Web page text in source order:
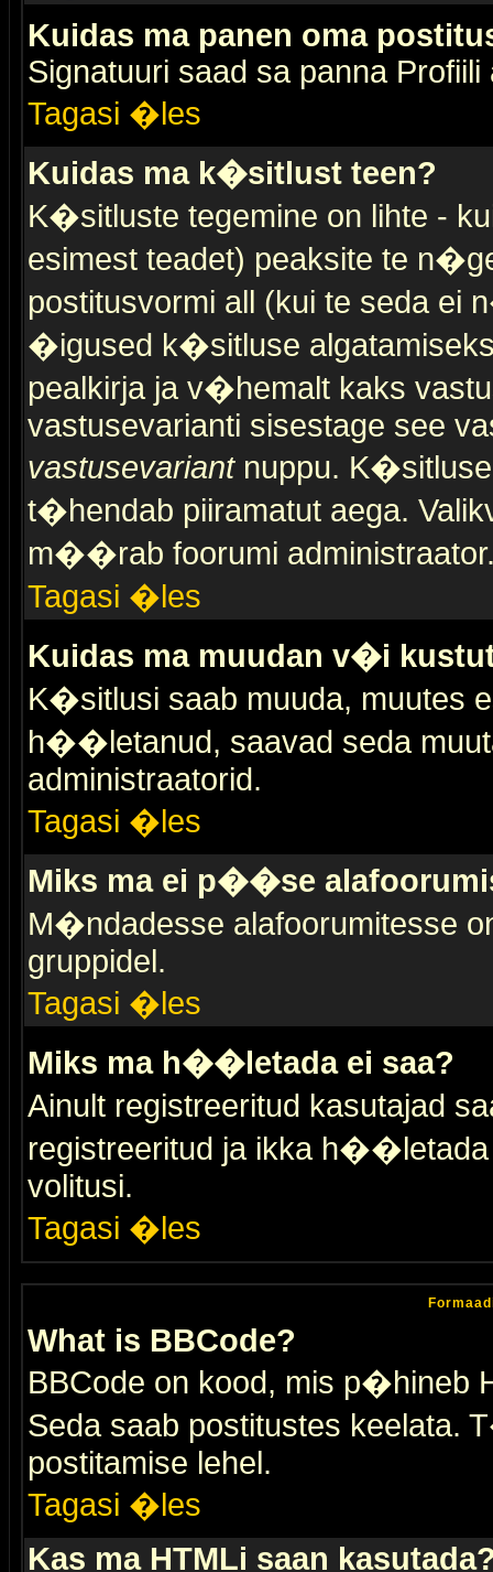
Kuidas ma panen oma
Signatuuri saad sa panna Profiili
Tagasi �les
Kuidas ma k�sitlust teen?
K�sitluste tegemine on lihte -
esimest teadet) peaksite te
postitusvormi all (kui te seda ei
�igused k�sitluse
pealkirja ja v�hemalt kaks
vastusevarianti sisestage see
vastusevariantnuppu.
t�hendab piiramatut aega.
m��rab foorumi
Tagasi �les
Kuidas ma muudan v�i
K�sitlusi saab muuda, muutes
h��letanud, saavad seda
administraatorid.
Tagasi �les
Miks ma ei p��se
M�ndadesse alafoorumitesse
gruppidel.
Tagasi �les
Miks ma h��letada ei saa?
Ainult registreeritud kasutajad
registreeritud ja ikka h��letada
volitusi.
Tagasi �les
What is BBCode?
BBCode on kood, mis p�hineb
Seda saab postitustes keelata.
postitamise lehel.
Tagasi �les
Kas ma HTMLi saan